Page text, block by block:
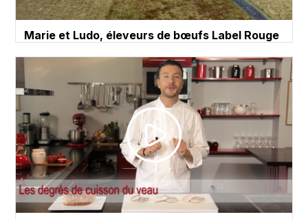
Marie et Ludo, éleveurs de bœufs Label Rouge